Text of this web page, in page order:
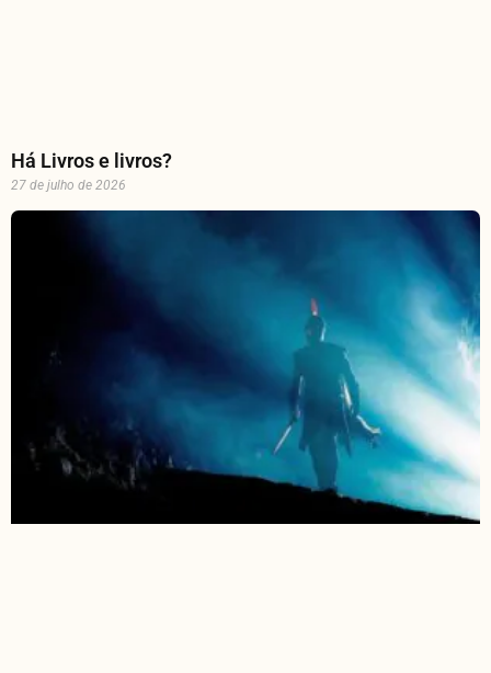
Há Livros e livros?
27 de julho de 2026